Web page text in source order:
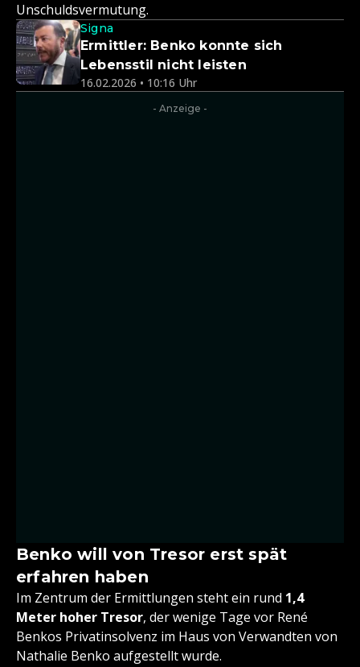
Unschuldsvermutung.
Signa
Ermittler: Benko konnte sich
Lebensstil nicht leisten
16.02.2026 • 10:16 Uhr
- Anzeige -
Benko will von Tresor erst spät
erfahren haben
Im Zentrum der Ermittlungen steht ein rund 1,4
Meter hoher Tresor, der wenige Tage vor René
Benkos Privatinsolvenz im Haus von Verwandten von
Nathalie Benko aufgestellt wurde.